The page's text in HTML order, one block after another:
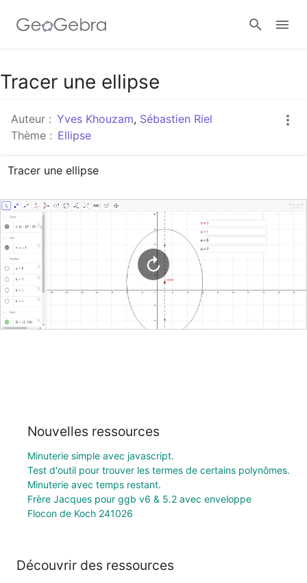
Google Classroom
Classe GeoGebra
Tracer une ellipse
Auteur : Yves Khouzam, Sébastien Riel
Thème : Ellipse
Tracer une ellipse
Nouvelles ressources
Minuterie simple avec javascript.
Test d'outil pour trouver les termes de certains polynômes.
Minuterie avec temps restant.
Frère Jacques pour ggb v6 & 5.2 avec enveloppe
Flocon de Koch 241026
Découvrir des ressources